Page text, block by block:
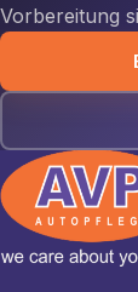
Vorbereitung